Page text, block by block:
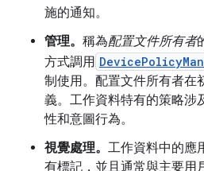
施的通知。
管理。 稱為配置文件所有者
方式調用
制使用。配置文件所有者在
義。工作資料特有的策略涉
性和意圖行為。
視覺處理。 工作資料中的應
有標記，並且通常與主要用